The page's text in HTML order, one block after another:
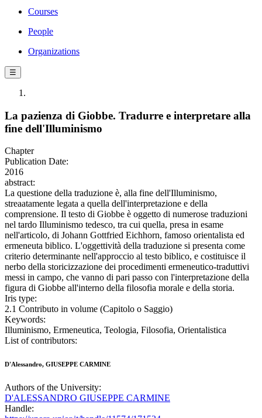
Courses
People
Organizations
☰
La pazienza di Giobbe. Tradurre e interpretare alla
fine dell'Illuminismo
Chapter
Publication Date:
2016
abstract:
La questione della traduzione è, alla fine dell'Illuminismo,
streaatamente legata a quella dell'interpretazione e della
comprensione. Il testo di Giobbe è oggetto di numerose traduzioni
nel tardo Illuminismo tedesco, tra cui quella, presa in esame
nell'articolo, di Johann Gottfried Eichhorn, famoso orientalista ed
ermeneuta biblico. L'oggettività della traduzione si presenta come
criterio determinante nell'approccio al testo biblico, e costituisce il
nerbo della storicizzazione dei procedimenti ermeneutico-traduttivi
messi in campo, che vanno di pari passo con l'interpretazione della
figura di Giobbe all'interno della filosofia morale e della storia.
Iris type:
2.1 Contributo in volume (Capitolo o Saggio)
Keywords:
Illuminismo, Ermeneutica, Teologia, Filosofia, Orientalistica
List of contributors:
D'Alessandro, GIUSEPPE CARMINE
Authors of the University:
D'ALESSANDRO GIUSEPPE CARMINE
Handle: